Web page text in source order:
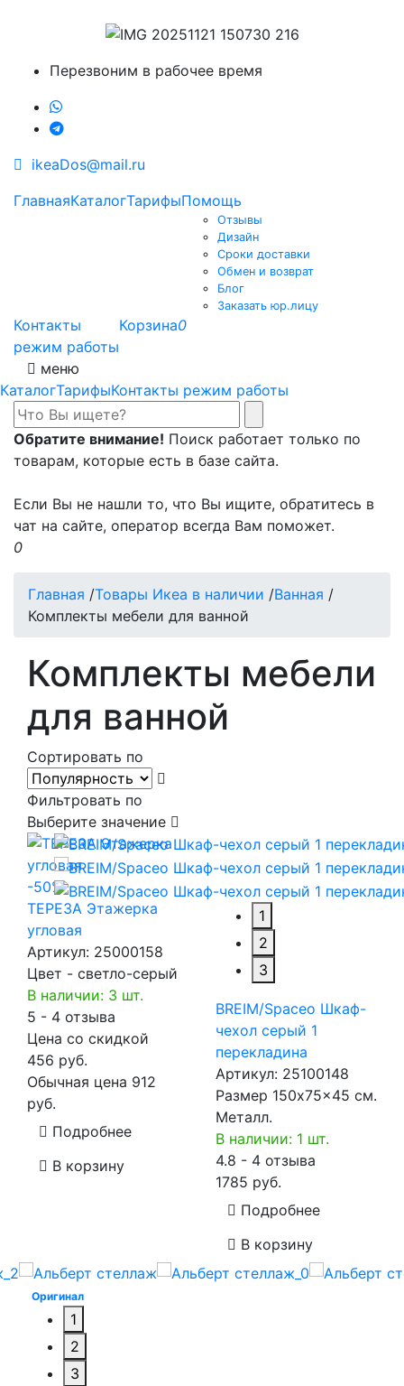
Перезвоним в рабочее время
ikeaDos@mail.ru
ГлавнаяКаталогТарифыПомощь
Отзывы
Дизайн
Сроки доставки
Обмен и возврат
Блог
Заказать юр.лицу
Контакты
режим работы
Корзина0
меню
КаталогТарифыКонтакты режим работы
Обратите внимание! Поиск работает только по
товарам, которые есть в базе сайта.
Если Вы не нашли то, что Вы ищите, обратитесь в
чат на сайте, оператор всегда Вам поможет.
0
Главная /Товары Икеа в наличии /Ванная /
Комплекты мебели для ванной
Комплекты мебели
для ванной
Сортировать по
Фильтровать по
Выберите значение
-50%
ТЕРЕЗА Этажерка
угловая
Артикул: 25000158
Цвет - светло-серый
В наличии: 3 шт.
5 - 4 отзыва
Цена со скидкой
456 руб.
Обычная цена 912
руб.
Подробнее
В корзину
1
2
3
BREIM/Spaceo Шкаф-
чехол серый 1
перекладина
Артикул: 25100148
Размер 150x75x45 см.
Металл.
В наличии: 1 шт.
4.8 - 4 отзыва
1785 руб.
Подробнее
В корзину
Оригинал
1
2
3